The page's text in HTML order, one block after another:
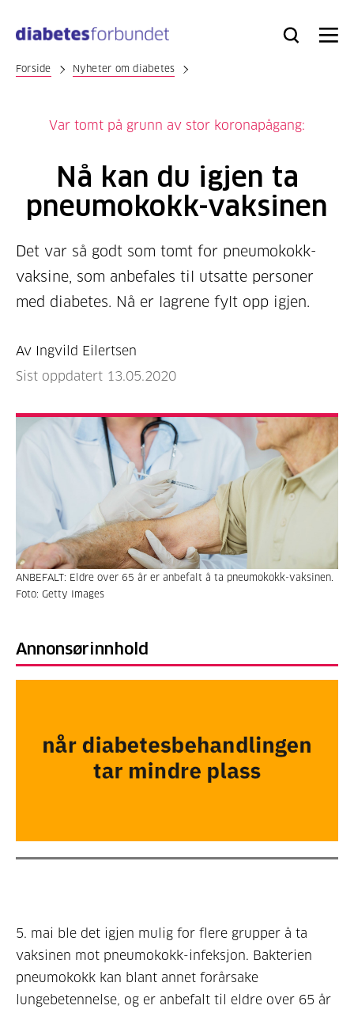
hovedinnhold
Bli
Logg
Søk Meny
Forside Nyheter om diabetes
Var tomt på grunn av stor koronapågang:
Nå kan du igjen ta
pneumokokk-vaksinen
Det var så godt som tomt for pneumokokk-
vaksine, som anbefales til utsatte personer
med diabetes. Nå er lagrene fylt opp igjen.
Av Ingvild Eilertsen
Sist oppdatert 13.05.2020
ANBEFALT: Eldre over 65 år er anbefalt å ta pneumokokk-vaksinen.
Foto: Getty Images
Annonsørinnhold
5. mai ble det igjen mulig for flere grupper å ta
vaksinen mot pneumokokk-infeksjon. Bakterien
pneumokokk kan blant annet forårsake
lungebetennelse, og er anbefalt til eldre over 65 år